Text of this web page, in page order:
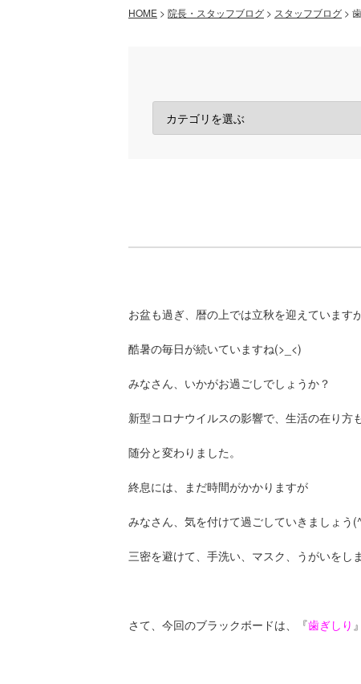
HOME > 院長・スタッフブログ > スタッフブログ >
お盆も過ぎ、暦の上では立秋を迎えていますが
酷暑の毎日が続いていますね(>_<)
みなさん、いかがお過ごしでしょうか？
新型コロナウイルスの影響で、生活の在り方
随分と変わりました。
終息には、まだ時間がかかりますが
みなさん、気を付けて過ごしていきましょう
三密を避けて、手洗い、マスク、うがいをし
さて、今回のブラックボードは、『歯ぎしり